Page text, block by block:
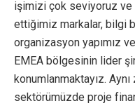
işimizi çok seviyoruz ve
ettiğimiz markalar, bilgi
organizasyon yapımız
EMEA bölgesinin lider
konumlanmaktayız.
sektörümüzde proje